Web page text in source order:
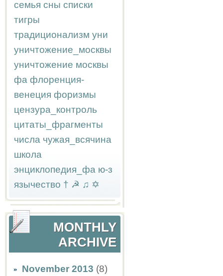
семья сны списки
тигры
традиционализм уни
уничтожение_москвы
уничтожение москвы
фа флоренция-
венеция форизмы
цензура_контроль
цитаты_фрагменты
числа чужая_всячина
школа
энциклопедия_фа ю-з
язычество † ☭ ♫ ✡
MONTHLY
ARCHIVE
November 2013 (8)